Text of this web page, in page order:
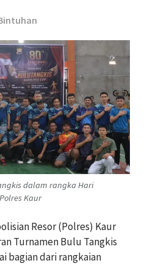
dalam rangka Hari
Kaur
Resor (Polres) Kaur
Turnamen Bulu Tangkis
bagian dari rangkaian